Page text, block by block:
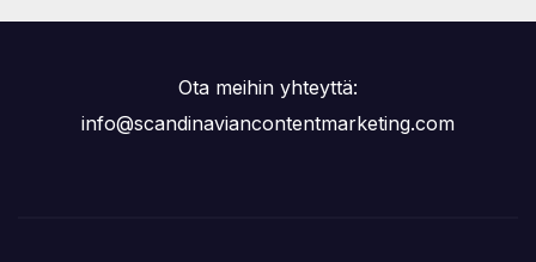
Ota meihin yhteyttä:
info@scandinaviancontentmarketing.com